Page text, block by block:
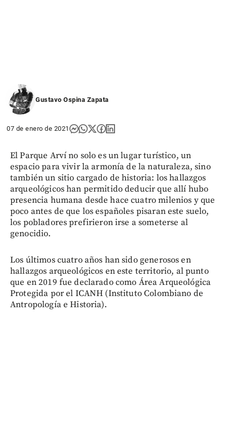
Gustavo Ospina Zapata
07 de enero de 2021
El Parque Arví no solo es un lugar turístico, un
espacio para vivir la armonía de la naturaleza, sino
también un sitio cargado de historia: los hallazgos
arqueológicos han permitido deducir que allí hubo
presencia humana desde hace cuatro milenios y que
poco antes de que los españoles pisaran este suelo,
los pobladores prefirieron irse a someterse al
genocidio.
Los últimos cuatro años han sido generosos en
hallazgos arqueológicos en este territorio, al punto
que en 2019 fue declarado como Área Arqueológica
Protegida por el ICANH (Instituto Colombiano de
Antropología e Historia).